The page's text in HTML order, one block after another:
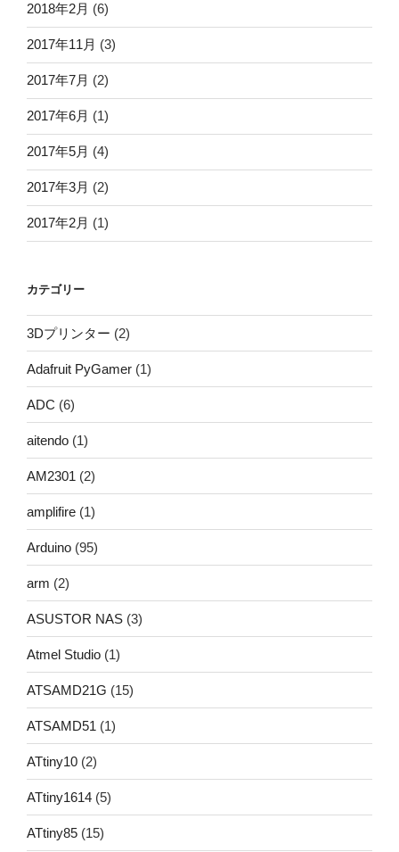
2018年2月 (6)
2017年11月 (3)
2017年7月 (2)
2017年6月 (1)
2017年5月 (4)
2017年3月 (2)
2017年2月 (1)
カテゴリー
3Dプリンター (2)
Adafruit PyGamer (1)
ADC (6)
aitendo (1)
AM2301 (2)
amplifire (1)
Arduino (95)
arm (2)
ASUSTOR NAS (3)
Atmel Studio (1)
ATSAMD21G (15)
ATSAMD51 (1)
ATtiny10 (2)
ATtiny1614 (5)
ATtiny85 (15)